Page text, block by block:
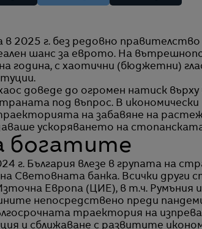
шанс за еврото. На
година, с хаотични (бюджетни)
доведе до огромен натиск
под въпрос. В
на забавяне на
ускоряването на
богатите
г. България влезе в групата на
Световната банка. Всички други
Европа (ЦИЕ), в т.ч. Румъния
непосредствено преди
траектория на
и сближаване с развитите